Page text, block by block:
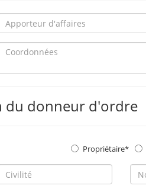
du donneur d'ordre
Propriétaire